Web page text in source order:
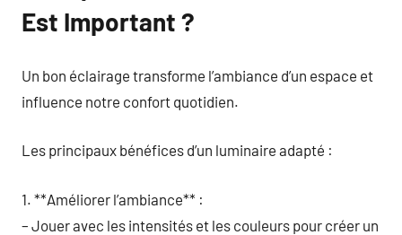
Est Important ?
Un bon éclairage transforme l’ambiance d’un espace et
influence notre confort quotidien.
Les principaux bénéfices d’un luminaire adapté :
1. **Améliorer l’ambiance** :
– Jouer avec les intensités et les couleurs pour créer un